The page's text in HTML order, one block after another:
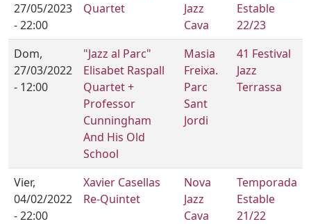
27/05/2023
- 22:00
Quartet
Jazz
Cava
Estable
22/23
Dom,
27/03/2022
- 12:00
"Jazz al Parc"
Elisabet Raspall
Quartet +
Professor
Cunningham
And His Old
School
Masia
Freixa.
Parc
Sant
Jordi
41 Festival
Jazz
Terrassa
Vier,
04/02/2022
- 22:00
Xavier Casellas
Re-Quintet
Nova
Jazz
Cava
Temporada
Estable
21/22